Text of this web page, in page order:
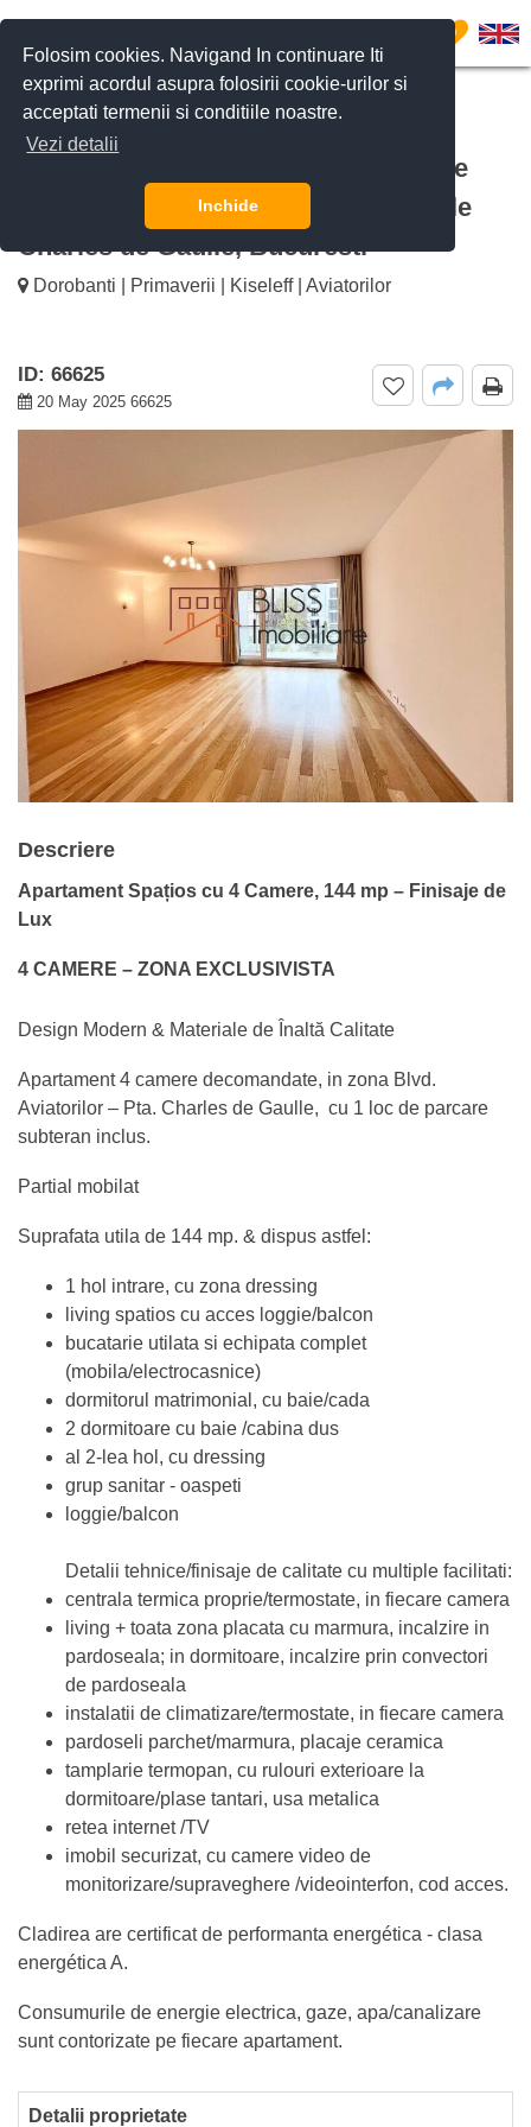
Folosim cookies. Navigand In continuare Iti
exprimi acordul asupra folosirii cookie-urilor si
acceptati termenii si conditiile noastre.
Vezi detalii
Inchide
0
De inchiriat Apartament 4 Camere de
Lux în Aviatorilor – Charles de Gaulle
Charles de Gaulle, Bucuresti
Dorobanti | Primaverii | Kiseleff | Aviatorilor
ID: 66625
20 May 2025 66625
Descriere
Apartament Spațios cu 4 Camere, 144 mp – Finisaje de
Lux
4 CAMERE – ZONA EXCLUSIVISTA
Design Modern & Materiale de Înaltă Calitate
Apartament 4 camere decomandate, in zona Blvd.
Aviatorilor – Pta. Charles de Gaulle, cu 1 loc de parcare
subteran inclus.
Partial mobilat
Suprafata utila de 144 mp. & dispus astfel:
1 hol intrare, cu zona dressing
living spatios cu acces loggie/balcon
bucatarie utilata si echipata complet
(mobila/electrocasnice)
dormitorul matrimonial, cu baie/cada
2 dormitoare cu baie /cabina dus
al 2-lea hol, cu dressing
grup sanitar - oaspeti
loggie/balcon
Detalii tehnice/finisaje de calitate cu multiple facilitati:
centrala termica proprie/termostate, in fiecare camera
living + toata zona placata cu marmura, incalzire in
pardoseala; in dormitoare, incalzire prin convectori
de pardoseala
instalatii de climatizare/termostate, in fiecare camera
pardoseli parchet/marmura, placaje ceramica
tamplarie termopan, cu rulouri exterioare la
dormitoare/plase tantari, usa metalica
retea internet /TV
imobil securizat, cu camere video de
monitorizare/supraveghere /videointerfon, cod acces.
Cladirea are certificat de performanta energética - clasa
energética A.
Consumurile de energie electrica, gaze, apa/canalizare
sunt contorizate pe fiecare apartament.
Detalii proprietate
CERE DETALII SUNĂ-NE